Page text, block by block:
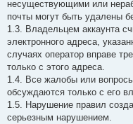
несуществующими или
почты могут быть удалены
1.3. Владельцем аккаунта
электронного адреса,
случаях оператор вправе
только с этого адреса.
1.4. Все жалобы или вопросы
обсуждаются только с его
1.5. Нарушение правил
серьезным нарушением.